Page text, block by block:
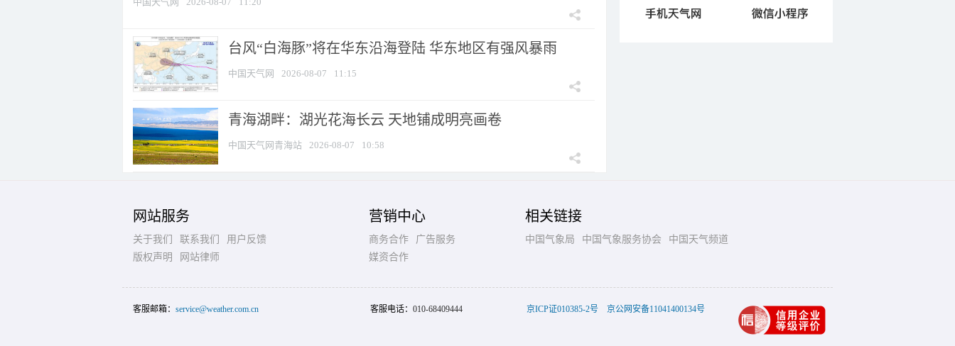
台风“白海豚”将在华东沿海登陆 华东地区有强风暴雨
中国天气网 2026-08-07 11:15
青海湖畔：湖光花海长云 天地铺成明亮画卷
中国天气网青海站 2026-08-07 10:58
网站服务
关于我们 联系我们
用户反馈
版权声明
网站律师
营销中心
商务合作
广告服务
媒资合作
相关链接
中国气象局 中国气象服务协会 中国天气频道
客服邮箱： service@weather.com.cn 客服电话： 010-68409444 京ICP证010385-2号 京公网安备11041400134号